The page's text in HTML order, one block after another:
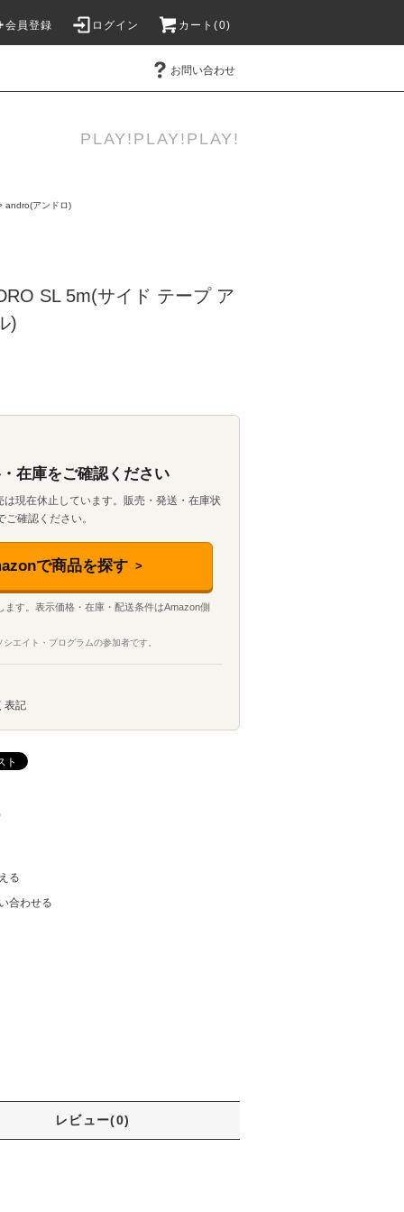
会員登録 ログイン カート(0)
お問い合わせ
PLAY!PLAY!PLAY!
andro(アンドロ)
SL 5m(サイド テープ ア
)
在庫をご確認ください
は現在休止しています。販売・発送・在庫状
確認ください。
で商品を探す
ます。表示価格・在庫・配送条件はAmazon側
エイト・プログラムの参加者です。
表記
る
合わせる
レビュー(0)